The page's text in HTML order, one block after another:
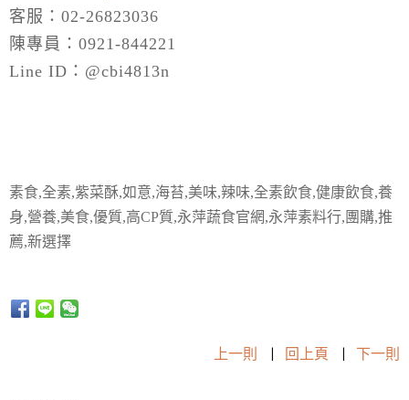
客服：02-26823036
陳專員：0921-844221
Line ID：@cbi4813n
素食,全素,紫菜酥,如意,海苔,美味,辣味,全素飲食,健康飲食,養
身,營養,美食,優質,高CP質,永萍蔬食官網,永萍素料行,團購,推
薦,新選擇
上一則 | 回上頁 | 下一則